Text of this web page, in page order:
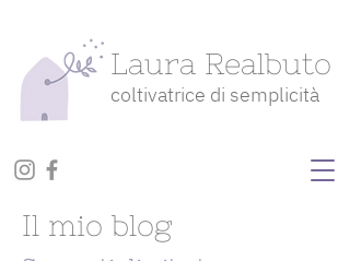
Laura Realbuto
coltivatrice di semplicità
Il mio blog